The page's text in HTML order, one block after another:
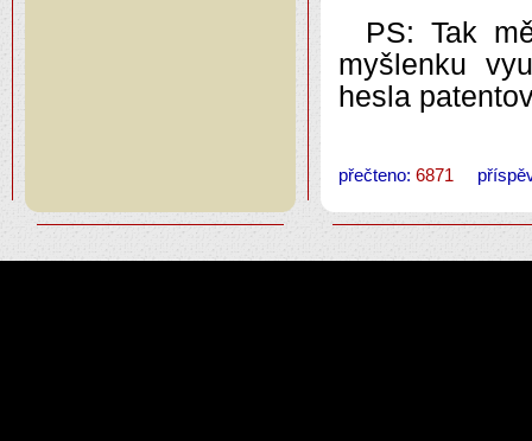
PS: Tak
myšlenku
hesla
přečteno: 6871